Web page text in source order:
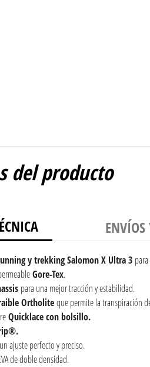
del producto
ENVÍOS
y trekkingSalomon X Ultra 3
Gore-Tex.
para una mejor tracción y estabilidad.
Ortholiteque permite la transpiración
Quicklace con bolsillo.
ajuste perfecto y preciso.
de doble densidad.